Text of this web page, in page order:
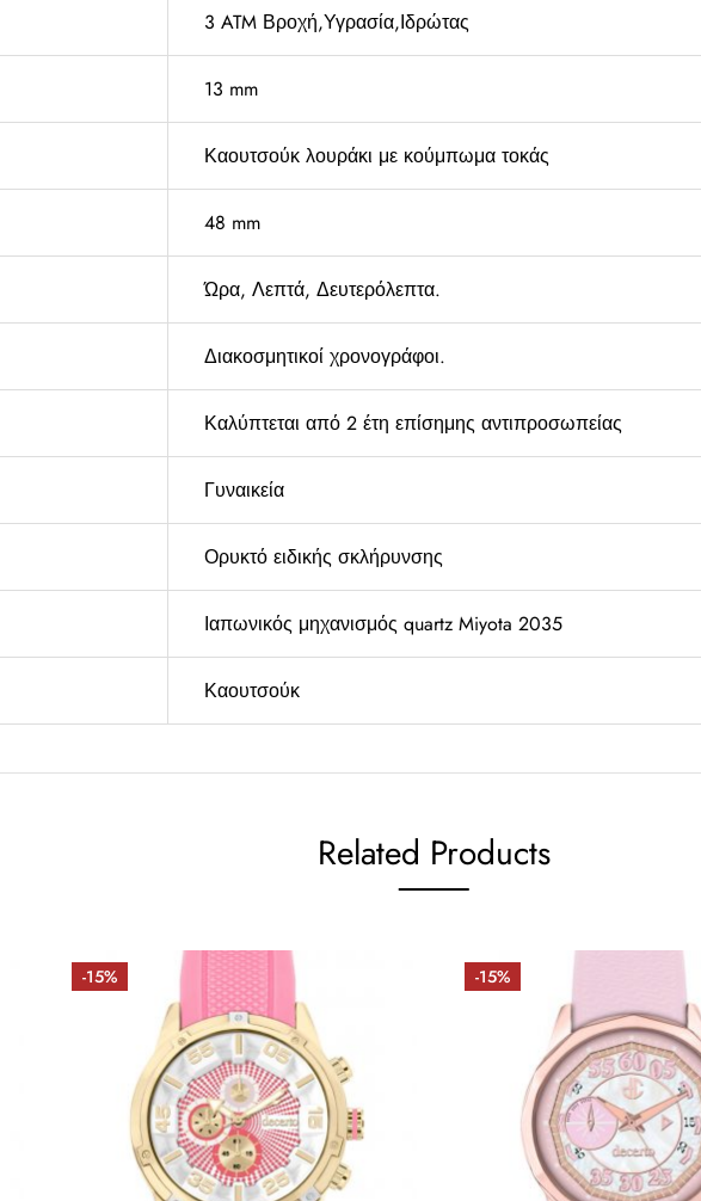
3 ATM Βροχή,Υγρασία,Ιδρώτας
13 mm
Καουτσούκ λουράκι με κούμπωμα τοκάς
48 mm
Ώρα, Λεπτά, Δευτερόλεπτα.
Διακοσμητικοί χρονογράφοι.
Καλύπτεται από 2 έτη επίσημης αντιπροσωπείας
Γυναικεία
Ορυκτό ειδικής σκλήρυνσης
Ιαπωνικός μηχανισμός quartz Miyota 2035
Καουτσούκ
Related Products
-15% -15%